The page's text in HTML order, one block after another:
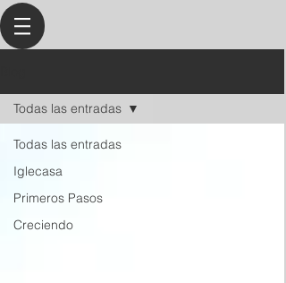
Todas las entradas
Iglecasa
Primeros Pasos
Creciendo
Todas las entradas